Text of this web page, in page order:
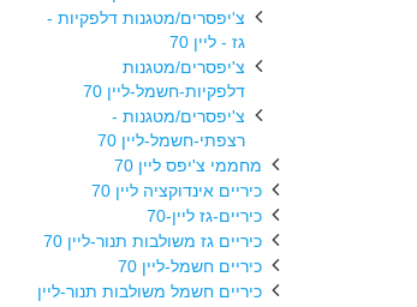
צ'יפסרים/מטגנות דלפקיות -
גז - ליין 70
צ'יפסרים/מטגנות
דלפקיות-חשמל-ליין 70
צ'יפסרים/מטגנות -
רצפתי-חשמל-ליין 70
מחממי צ'יפס ליין 70
כיריים אינדוקציה ליין 70
כיריים-גז ליין-70
כיריים גז משולבות תנור-ליין 70
כיריים חשמל-ליין 70
כיריים חשמל משולבות תנור-ליין